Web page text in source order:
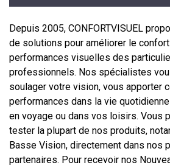
Depuis 2005, CONFORTVISUEL
de solutions pour améliorer le
performances visuelles des
professionnels. Nos spécialistes
soulager votre vision, vous apporter
performances dans la vie
en voyage ou dans vos loisirs. Vous
tester la plupart de nos produits,
Basse Vision, directement dans nos
partenaires. Pour recevoir nos